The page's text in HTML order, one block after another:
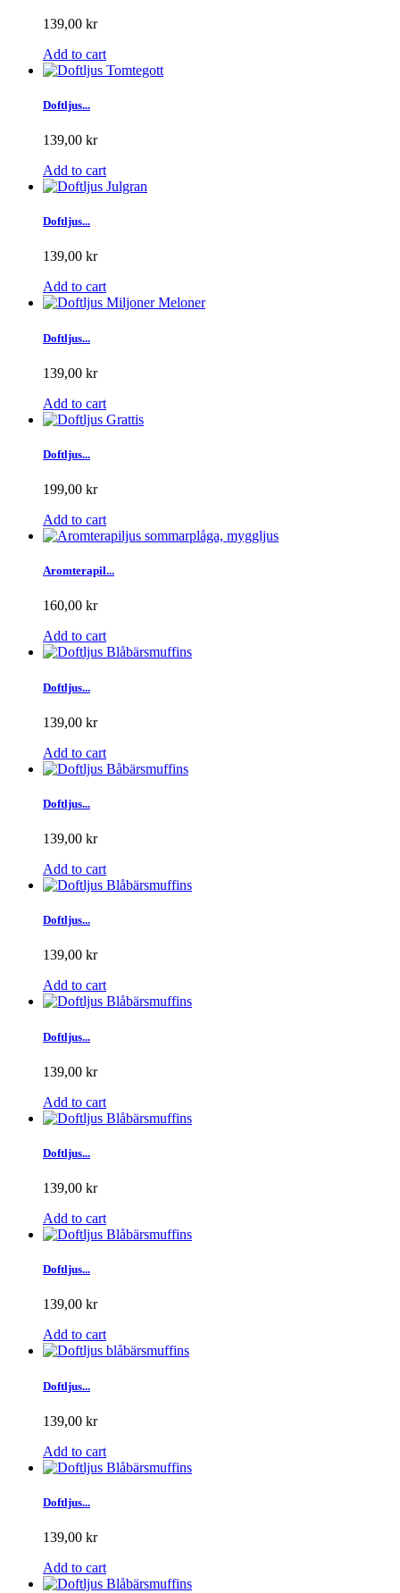
139,00 kr
Add to cart
Doftljus...
139,00 kr
Add to cart
Doftljus...
139,00 kr
Add to cart
Doftljus...
139,00 kr
Add to cart
Doftljus...
199,00 kr
Add to cart
Aromterapil...
160,00 kr
Add to cart
Doftljus...
139,00 kr
Add to cart
Doftljus...
139,00 kr
Add to cart
Doftljus...
139,00 kr
Add to cart
Doftljus...
139,00 kr
Add to cart
Doftljus...
139,00 kr
Add to cart
Doftljus...
139,00 kr
Add to cart
Doftljus...
139,00 kr
Add to cart
Doftljus...
139,00 kr
Add to cart